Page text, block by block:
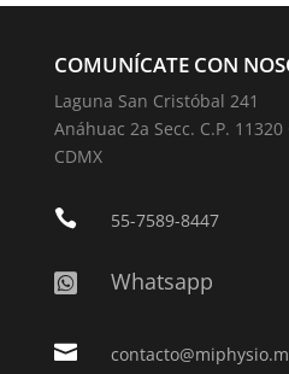
COMUNÍCATE CON
Laguna San Cristóbal 241
Anáhuac 2a Secc. C.P.
CDMX
 55-7589-8447
 Whatsapp
